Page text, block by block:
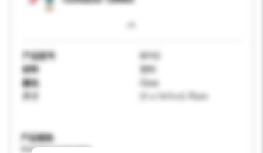
产品型号
AP42
材料
塑料
颜色
Clear
21 x 14.9 x 6.75cm
产品规格
请提供您对产品的特定要求。